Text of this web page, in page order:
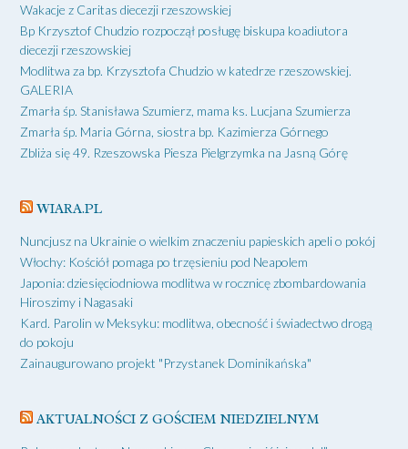
Wakacje z Caritas diecezji rzeszowskiej
Bp Krzysztof Chudzio rozpoczął posługę biskupa koadiutora
diecezji rzeszowskiej
Modlitwa za bp. Krzysztofa Chudzio w katedrze rzeszowskiej.
GALERIA
Zmarła śp. Stanisława Szumierz, mama ks. Lucjana Szumierza
Zmarła śp. Maria Górna, siostra bp. Kazimierza Górnego
Zbliża się 49. Rzeszowska Piesza Pielgrzymka na Jasną Górę
WIARA.PL
Nuncjusz na Ukrainie o wielkim znaczeniu papieskich apeli o pokój
Włochy: Kościół pomaga po trzęsieniu pod Neapolem
Japonia: dziesięciodniowa modlitwa w rocznicę zbombardowania
Hiroszimy i Nagasaki
Kard. Parolin w Meksyku: modlitwa, obecność i świadectwo drogą
do pokoju
Zainaugurowano projekt "Przystanek Dominikańska"
AKTUALNOŚCI Z GOŚCIEM NIEDZIELNYM